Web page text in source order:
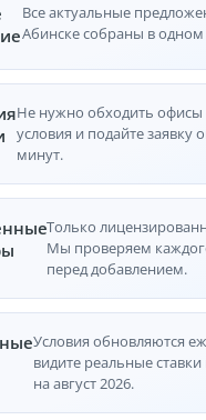
Все актуальные
Абинске собраны в одном
Не нужно обходить
условия и подайте заявку
минут.
Только
Мы проверяем
перед добавлением.
Условия обновляются
видите реальные
на август 2026.